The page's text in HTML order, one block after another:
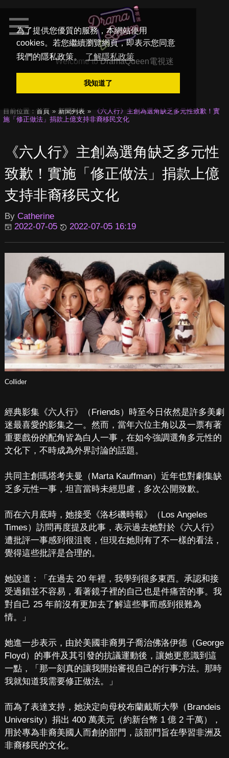
為了提供您優質的服務，本網站使用
cookies。若您繼續瀏覽網頁，即表示您同意
我們的隱私政策。
了解隱私政策
我知道了
Welcome toDramaQueen電視迷
目前位置： 首頁 新聞列表
《六人行》主創為選角缺乏多元性致歉！實
施「修正做法」捐款上億支持非裔移民文化
《六人行》主創為選角缺乏多元性
致歉！實施「修正做法」捐款上億
支持非裔移民文化
By Catherine
2022-07-05
2022-07-05 16:19
Collider
經典影集《六人行》（Friends）時至今日依然是許多美劇
迷最喜愛的影集之一。然而，當年六位主角以及一票有著
重要戲份的配角皆為白人一事，在如今強調選角多元性的
文化下，不時成為外界討論的話題。
共同主創瑪塔考夫曼（Marta Kauffman）近年也對劇集缺
乏多元性一事，坦言當時未經思慮，多次公開致歉。
而在六月底時，她接受《洛杉磯時報》（Los Angeles
Times）訪問再度提及此事，表示過去她對於《六人行》
遭批評一事感到很沮喪，但現在她則有了不一樣的看法，
覺得這些批評是合理的。
她說道：「在過去 20 年裡，我學到很多東西。承認和接
受過錯並不容易，看著鏡子裡的自己也是件痛苦的事。我
對自己 25 年前沒有更加去了解這些事而感到很難為
情。」
她進一步表示，由於美國非裔男子喬治佛洛伊德（George
Floyd）的事件及其引發的抗議運動後，讓她更意識到這
一點，「那一刻真的讓我開始審視自己的行事方法。那時
我就知道我需要修正做法。」
而為了表達支持，她決定向母校布蘭戴斯大學（Brandeis
University）捐出 400 萬美元（約新台幣 1 億 2 千萬），
用於專為非裔美國人而創的部門，該部門旨在學習非洲及
非裔移民的文化。